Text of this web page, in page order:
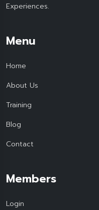
Experiences.
Menu
Home
About Us
Training
Blog
Contact
Members
Login